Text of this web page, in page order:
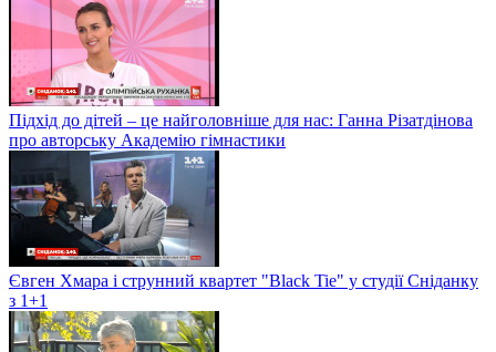
Підхід до дітей – це найголовніше для нас: Ганна Різатдінова
про авторську Академію гімнастики
Євген Хмара і струнний квартет "Black Tie" у студії Сніданку
з 1+1